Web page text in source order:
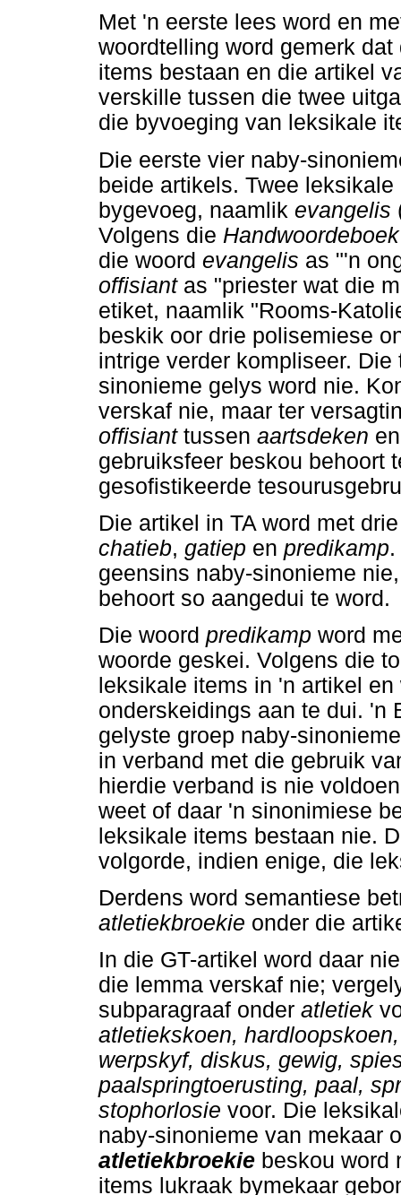
Met 'n eerste lees word en
woordtelling word gemerk
items bestaan en die artikel
verskille tussen die twee
die byvoeging van leksikale
Die eerste vier naby-
beide artikels. Twee
bygevoeg, naamlik evangelis
Volgens die
die woord evangelis as "'n
offisiantas "priester wat die
etiket, naamlik "Rooms-
beskik oor drie polisemiese
intrige verder kompliseer.
sinonieme gelys word nie.
verskaf nie, maar ter
offisianttussen aartsdeken
gebruiksfeer beskou behoort
gesofistikeerde
Die artikel in TA word met
chatieb, gatiep en predikamp
geensins naby-sinonieme
behoort so aangedui te word.
Die woord predikamp word
woorde geskei. Volgens die
leksikale items in 'n artikel
onderskeidings aan te dui. 'n
gelyste groep naby-
in verband met die gebruik
hierdie verband is nie
weet of daar 'n sinonimiese
leksikale items bestaan nie.
volgorde, indien enige, die
Derdens word semantiese
atletiekbroekie onder die
In die GT-artikel word daar
die lemma verskaf nie;
subparagraaf onder atletiek
atletiekskoen,
werpskyf, diskus, gewig,
paalspringtoerusting, paal,
stophorlosie voor. Die
naby-sinonieme van mekaar
atletiekbroekie beskou word
items lukraak bymekaar